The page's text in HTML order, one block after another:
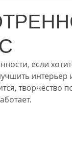
если
творчество